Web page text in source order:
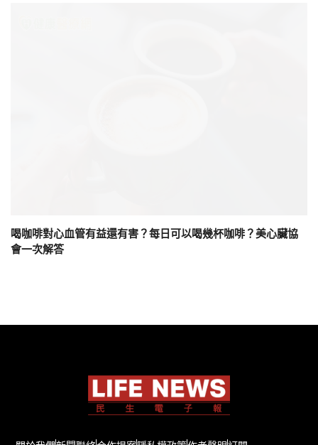
喝咖啡對心血管有益還有害？每日可以喝幾杯咖啡？美心臟協
會一次解答